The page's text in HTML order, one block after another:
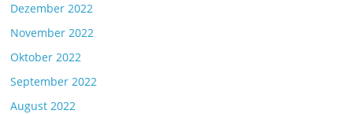
Dezember 2022
November 2022
Oktober 2022
September 2022
August 2022